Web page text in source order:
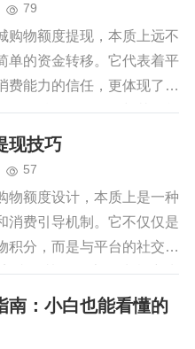
79
购物额度提现，本质上远不
单的资金转移。它代表着平
费能力的信任，更体现了其
理的精细化策略。与其简单
为“结算”过程，更应该将其
现技巧
57
物额度设计，本质上是一种
消费引导机制。它不仅仅是
积分，而是与平台的社交关
成、甚至分享行为紧密绑
”取并提现这些额度，需要
南：小白也能看懂的